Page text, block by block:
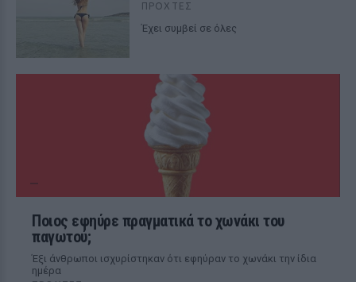
ΠΡΟΧΤΈΣ
Έχει συμβεί σε όλες
Ποιος εφηύρε πραγματικά το χωνάκι του
παγωτού;
Έξι άνθρωποι ισχυρίστηκαν ότι εφηύραν το χωνάκι την ίδια
ημέρα